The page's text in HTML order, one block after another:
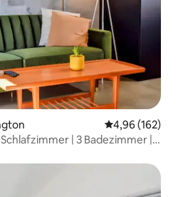
4,96 (162)
| 3 Badezimmer | 4